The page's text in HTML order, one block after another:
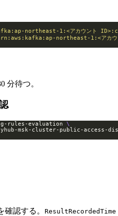
northeast-1:<アカウント
northeast-1:<アカ
分待つ。
rules-evaluation
msk-cluster-public-access-
確認する。 ResultRecordedTime